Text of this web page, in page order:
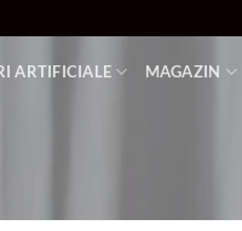
ARTIFICIALE MAGAZIN